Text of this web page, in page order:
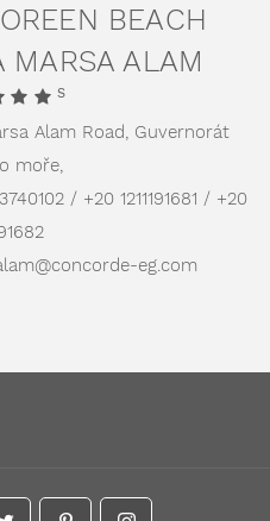
BEACH
MARSA ALAM
S
Alam Road, Guvernorát
moře,
/ +20 1211191681 / +20
eg.com